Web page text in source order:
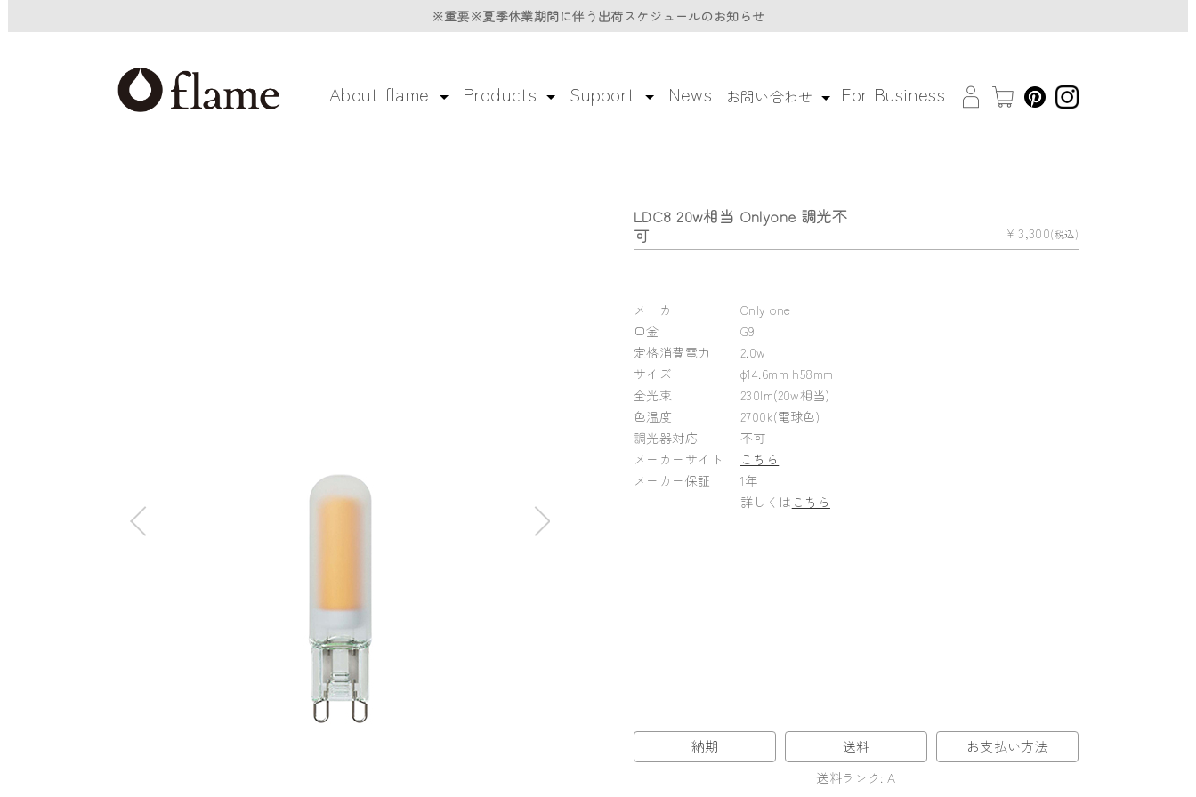
※重要※夏季休業期間に伴う 出荷スケジュールのお知らせ
※重要※夏季休業期間に伴う 出荷スケジュールのお知らせ
About flame Products Support News お問い合わせ For Business
LDC8 20w相当 Onlyone 調光不
可
¥ 3,300(税込)
メーカー
Only one
口金
G9
定格消費電力
2.0w
サイズ
φ14.6mm h58mm
全光束
230lm(20w相当)
色温度
2700k(電球色)
調光器対応
不可
メーカーサイト
こちら
メーカー保証
1年
詳しくは こちら
納期 送料
送料ランク: A
お支払い方法